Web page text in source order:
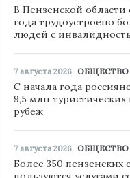
В Пензенской области
года трудоустроено
людей с
7 августа 2026 ОБЩЕСТВО
С начала года
9,5 млн туристических
рубеж
7 августа 2026 ОБЩЕСТВО
Более 350 пензенских